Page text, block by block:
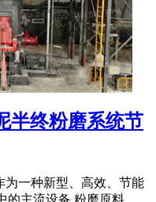
半终粉磨系统节
为一种新型、高效、节能
主流设备,粉磨原料、